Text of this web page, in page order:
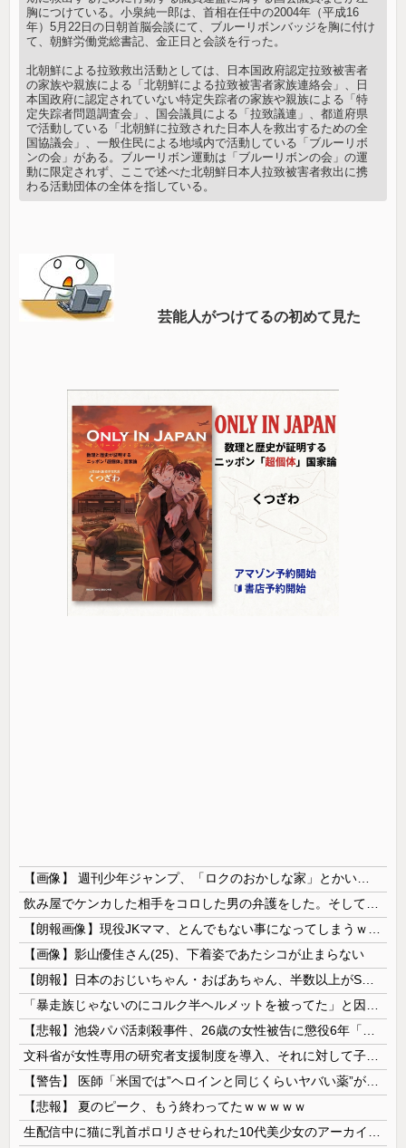
胸につけている。小泉純一郎は、首相在任中の2004年（平成16
年）5月22日の日朝首脳会談にて、ブルーリボンバッジを胸に付け
て、朝鮮労働党総書記、金正日と会談を行った。
北朝鮮による拉致救出活動としては、日本国政府認定拉致被害者
の家族や親族による「北朝鮮による拉致被害者家族連絡会」、日
本国政府に認定されていない特定失踪者の家族や親族による「特
定失踪者問題調査会」、国会議員による「拉致議連」、都道府県
で活動している「北朝鮮に拉致された日本人を救出するための全
国協議会」、一般住民による地域内で活動している「ブルーリボ
ンの会」がある。ブルーリボン運動は「ブルーリボンの会」の運
動に限定されず、ここで述べた北朝鮮日本人拉致被害者救出に携
わる活動団体の全体を指している。
芸能人がつけてるの初めて見た
【画像】影山優佳さん(25)、下着姿であたシコが止まらない
【悲報】 夏のピーク、もう終わってたｗｗｗｗｗ